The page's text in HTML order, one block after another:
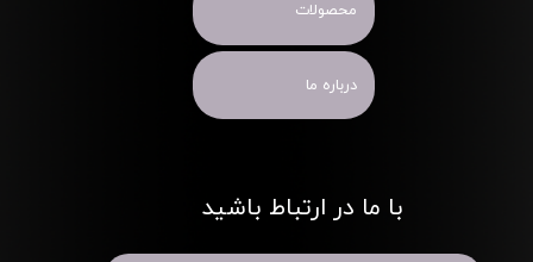
محصولات
درباره ما
با ما در ارتباط باشید